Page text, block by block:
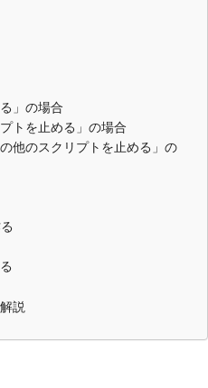
」の場合
プトを止める」の場合
の他のスクリプトを止める」の
説